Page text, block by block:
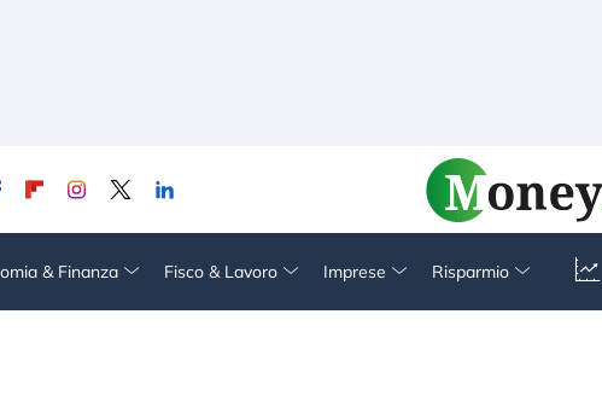
& Finanza Fisco & Lavoro Imprese Risparmio